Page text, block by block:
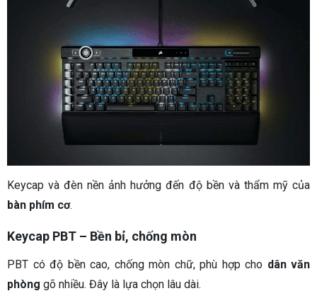
Keycap và đèn nền ảnh hưởng đến độ bền và thẩm mỹ của
bàn phím cơ.
Keycap PBT – Bền bỉ, chống mòn
PBT có độ bền cao, chống mòn chữ, phù hợp cho dân văn
phòng gõ nhiều. Đây là lựa chọn lâu dài.